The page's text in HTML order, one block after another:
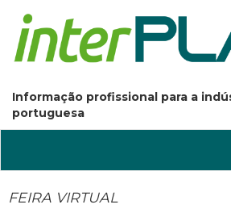
Informação profissional para a
portuguesa
FEIRA VIRTUAL